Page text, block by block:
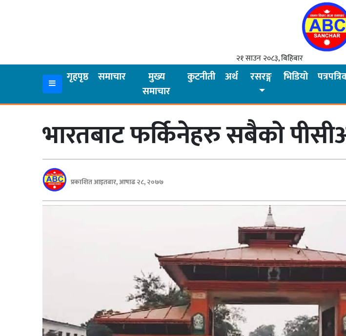
२१ साउन २०८३, बिहिबार
गृहपृष्ठ समाचार
मुख्य
समाचार
कुटनीती अर्थ रसरङ्ग भिडियो
समाचार
भारतबाट फर्किनेहरु सबैको
प्रकाशित आइतबार, आषाढ २८, २०७७